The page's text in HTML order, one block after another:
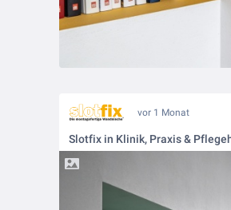
vor 1 Monat